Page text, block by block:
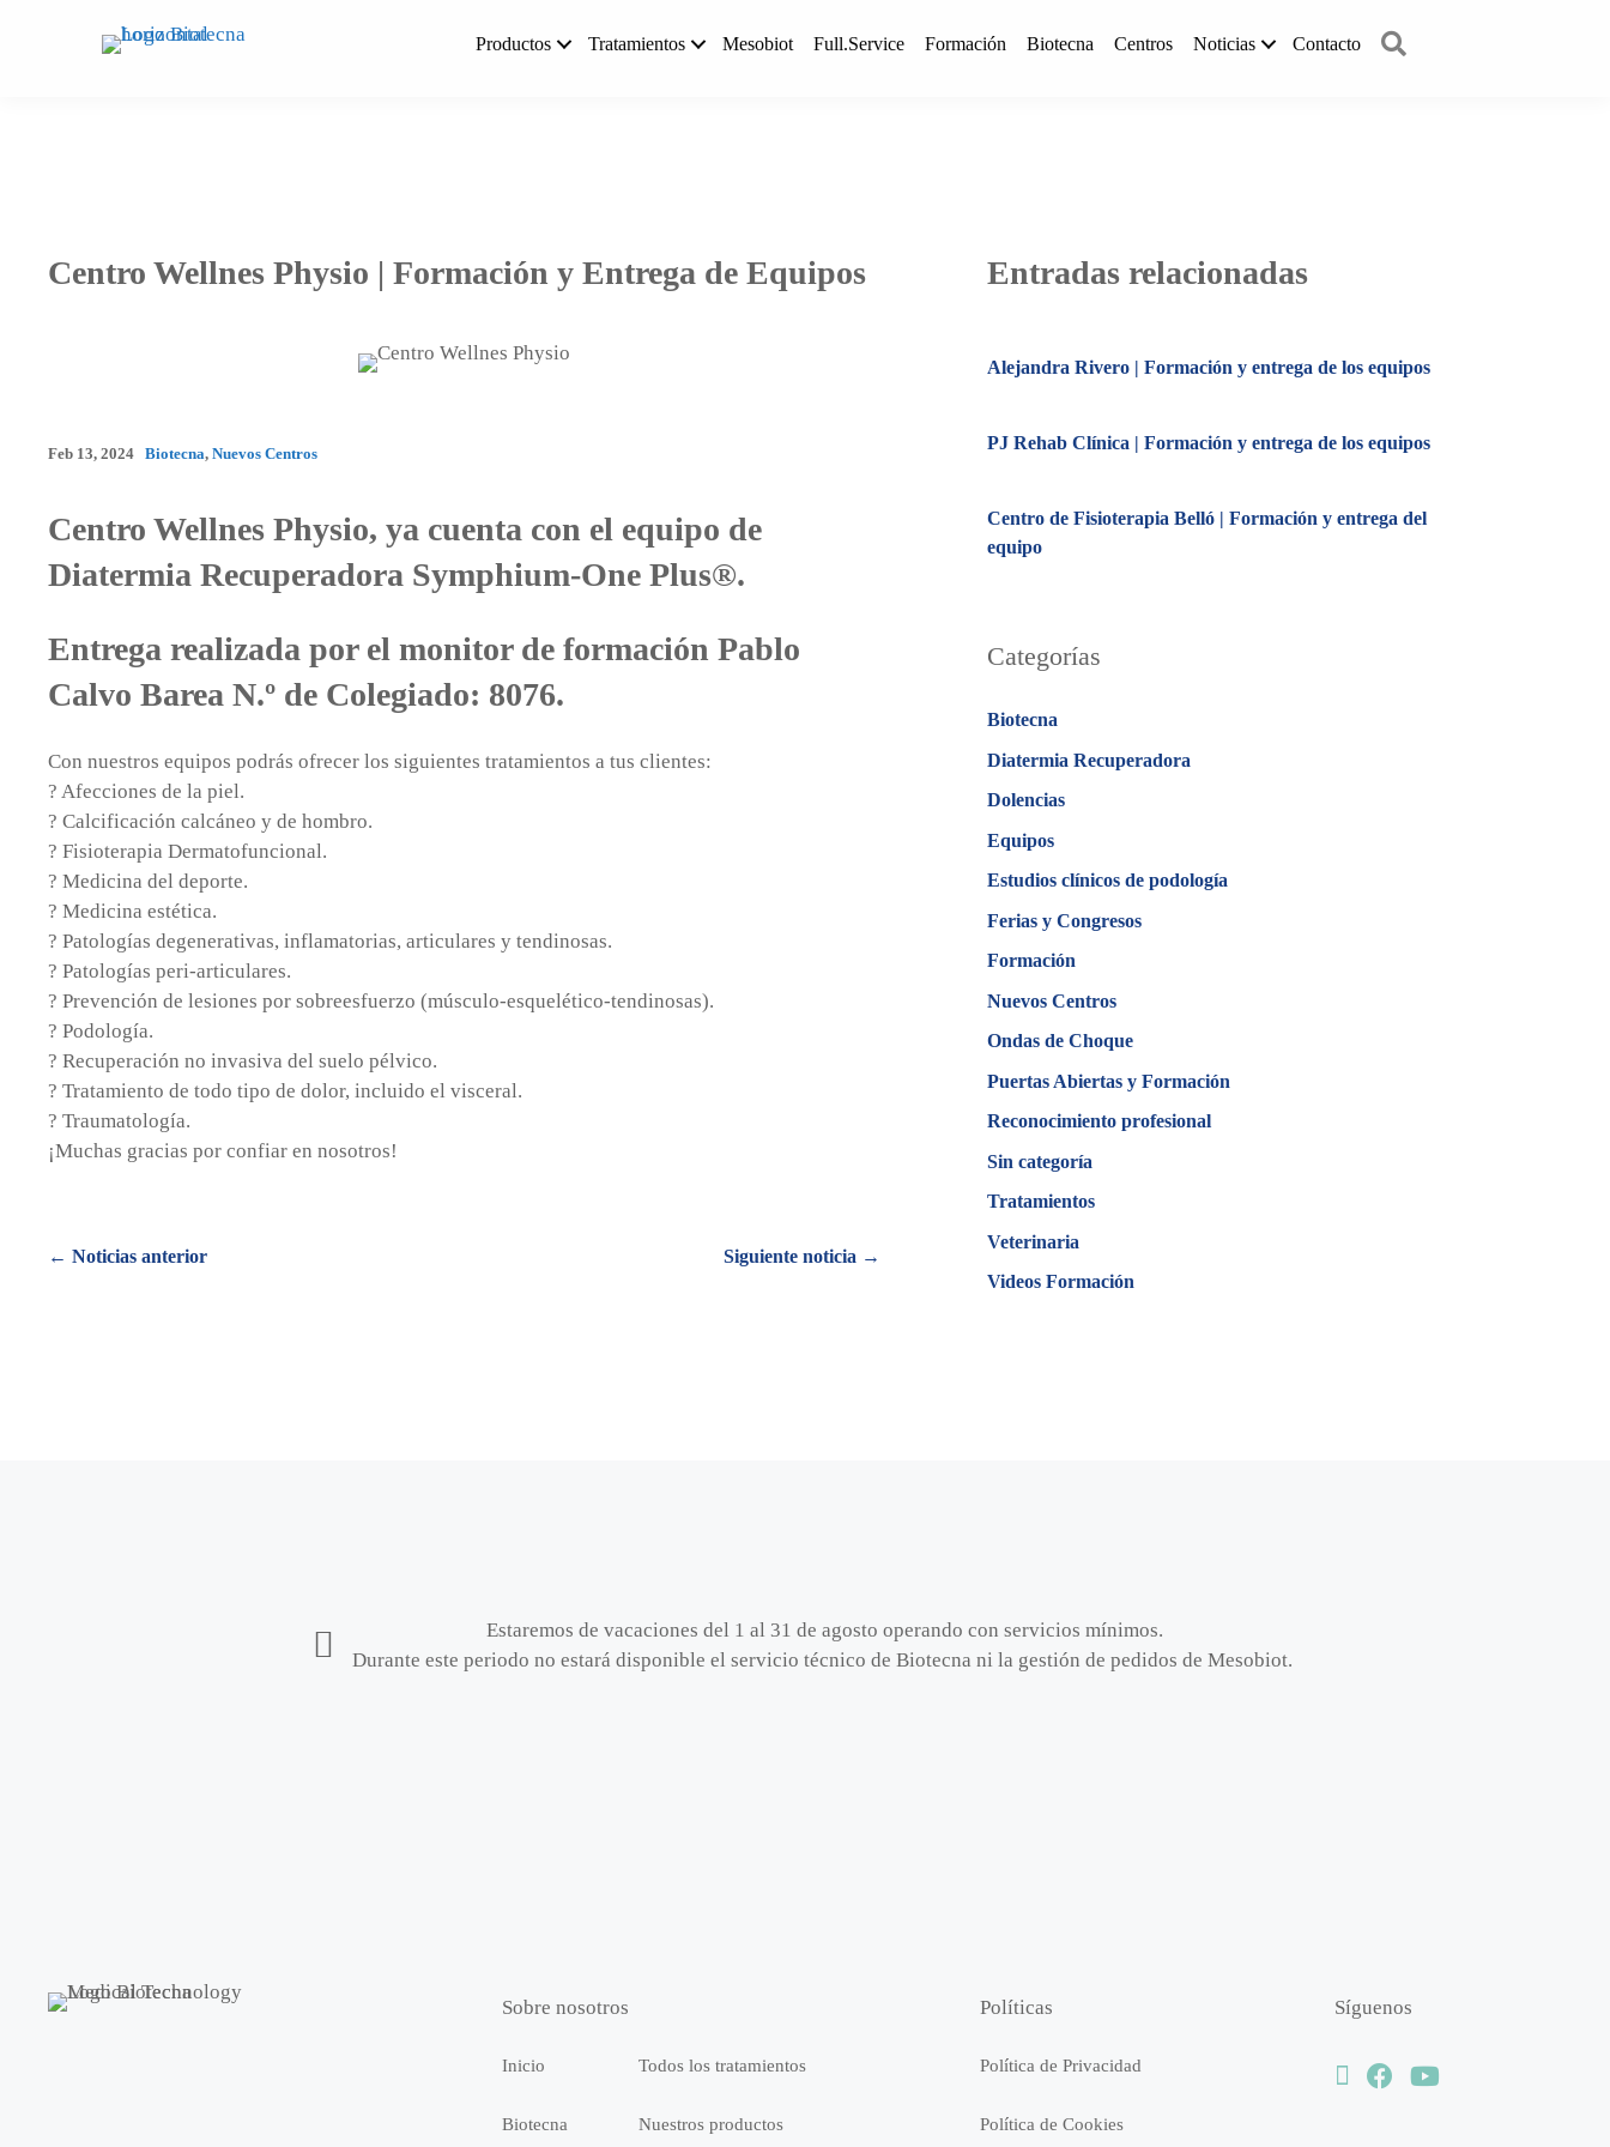
Productos Tratamientos Mesobiot Full.Service Formación Biotecna Centros Noticias Contacto
Centro Wellnes Physio | Formación y Entrega de Equipos
Feb 13, 2024 Biotecna, Nuevos Centros
Centro Wellnes Physio, ya cuenta con el equipo de
Diatermia Recuperadora Symphium-One Plus®.
Entrega realizada por el monitor de formación Pablo
Calvo Barea N.º de Colegiado: 8076.
Con nuestros equipos podrás ofrecer los siguientes tratamientos a tus clientes:
? Afecciones de la piel.
? Calcificación calcáneo y de hombro.
? Fisioterapia Dermatofuncional.
? Medicina del deporte.
? Medicina estética.
? Patologías degenerativas, inflamatorias, articulares y tendinosas.
? Patologías peri-articulares.
? Prevención de lesiones por sobreesfuerzo (músculo-esquelético-tendinosas).
? Podología.
? Recuperación no invasiva del suelo pélvico.
? Tratamiento de todo tipo de dolor, incluido el visceral.
? Traumatología.
¡Muchas gracias por confiar en nosotros!
Posts
← Noticias anterior Siguiente noticia →
Entradas relacionadas
Alejandra Rivero | Formación y entrega de los equipos
PJ Rehab Clínica | Formación y entrega de los equipos
Centro de Fisioterapia Belló | Formación y entrega del
equipo
Categorías
Biotecna
Diatermia Recuperadora
Dolencias
Equipos
Estudios clínicos de podología
Ferias y Congresos
Formación
Nuevos Centros
Ondas de Choque
Puertas Abiertas y Formación
Reconocimiento profesional
Sin categoría
Tratamientos
Veterinaria
Videos Formación
Estaremos de vacaciones del 1 al 31 de agosto operando con servicios mínimos.
Durante este periodo no estará disponible el servicio técnico de Biotecna ni la gestión de pedidos de Mesobiot.
Sobre nosotros
Inicio
Biotecna
Todos los tratamientos
Nuestros productos
Políticas
Política de Privacidad
Política de Cookies
Síguenos